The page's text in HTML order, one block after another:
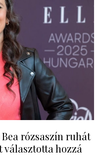
Bea rózsaszín ruhát
hozzá